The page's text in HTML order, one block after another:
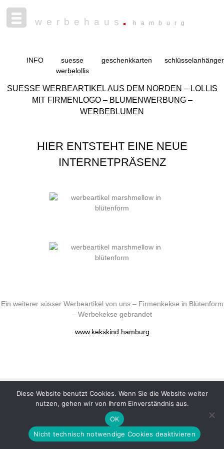
werbehaus hamburg
INFO
suesse
werbelollis
geschenkkarten schlüsselanhänger
SUESSE WERBEARTIKEL AUS DEM NORDEN – LOLLIS
MIT FIRMENLOGO – BLUMENWERBUNG –
WERBEBLUMEN
HIER ENTSTEHT EINE NEUE
INTERNETPRÄSENZ
Ein weiterer süsser Werbeartikel von uns – Firmenkekse in Blütenform
– Werbekekse gebrandet
www.kekskind.hamburg
© 2026 Copyright werbehaus.hamburg. All rights reserved powered by
Diese Website benutzt Cookies. Wenn Sie die Website weiter
nutzen, gehen wir von Ihrem Einverständnis aus.
OK
Nicht technisch notwendige Cookies deaktivieren